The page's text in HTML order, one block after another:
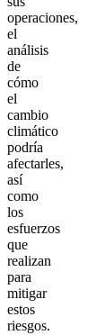
operaciones,
el
análisis
de
cómo
el
cambio
climático
podría
afectarles,
así
como
los
esfuerzos
que
realizan
para
mitigar
estos
riesgos.